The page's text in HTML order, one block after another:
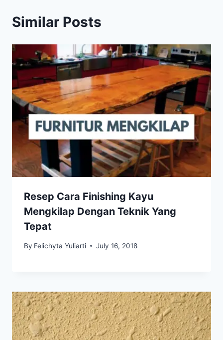
Similar Posts
Resep Cara Finishing Kayu
Mengkilap Dengan Teknik Yang
Tepat
By Felichyta Yuliarti July 16, 2018